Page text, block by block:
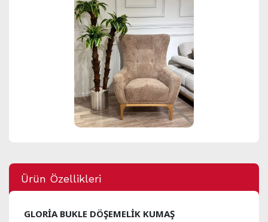
Ürün Özellikleri
GLORİA BUKLE DÖŞEMELİK KUMAŞ